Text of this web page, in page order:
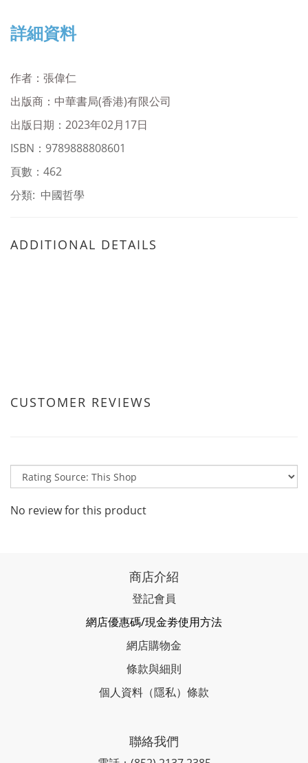
詳細資料
作者：張偉仁
出版商：中華書局(香港)有限公司
出版日期：2023年02月17日
ISBN ： 9789888808601
頁數：462
分類: 中國哲學
ADDITIONAL DETAILS
CUSTOMER REVIEWS
No review for this product
商店介紹
登記會員
網店優惠碼/現金劵使用方法
網店購物金
條款與細則
個人資料（隱私）條款
聯絡我們